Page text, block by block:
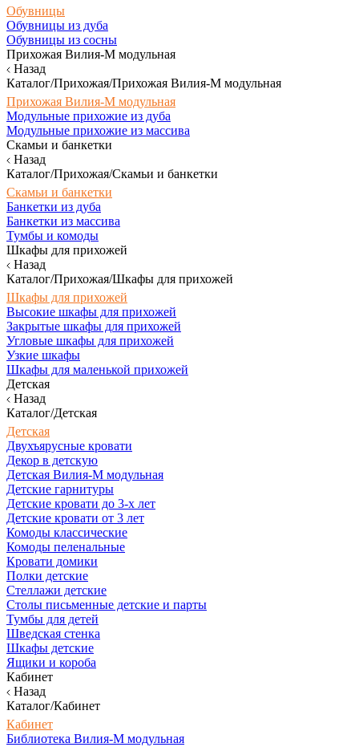
Обувницы
Обувницы из дуба
Обувницы из сосны
Прихожая Вилия-М модульная
Назад
Каталог/Прихожая/Прихожая Вилия-М модульная
Прихожая Вилия-М модульная
Модульные прихожие из дуба
Модульные прихожие из массива
Скамьи и банкетки
Назад
Каталог/Прихожая/Скамьи и банкетки
Скамьи и банкетки
Банкетки из дуба
Банкетки из массива
Тумбы и комоды
Шкафы для прихожей
Назад
Каталог/Прихожая/Шкафы для прихожей
Шкафы для прихожей
Высокие шкафы для прихожей
Закрытые шкафы для прихожей
Угловые шкафы для прихожей
Узкие шкафы
Шкафы для маленькой прихожей
Детская
Назад
Каталог/Детская
Детская
Двухъярусные кровати
Декор в детскую
Детская Вилия-М модульная
Детские гарнитуры
Детские кровати до 3-х лет
Детские кровати от 3 лет
Комоды классические
Комоды пеленальные
Кровати домики
Полки детские
Стеллажи детские
Столы письменные детские и парты
Тумбы для детей
Шведская стенка
Шкафы детские
Ящики и короба
Кабинет
Назад
Каталог/Кабинет
Кабинет
Библиотека Вилия-М модульная